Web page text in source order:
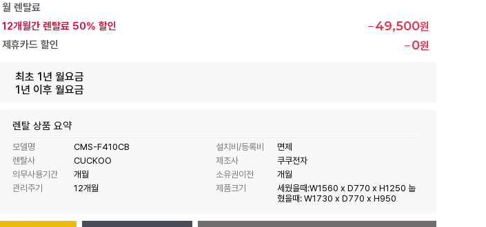
월 렌탈료
12개월간 렌탈료 50% 할인
49,500원
제휴카드 할인 0원
최초 1년 월요금
1년 이후 월요금
렌탈 상품 요약
모델명 CMS-F410CB 설치비/등록비
면제
렌탈사
CUCKOO 제조사
쿠쿠전자
의무사용기간
개월 소유권이전
개월
관리주기
12개월 제품크기
세웠을때:W1560 x D770 x H1250 눕
혔을때: W1730 x D770 x H950